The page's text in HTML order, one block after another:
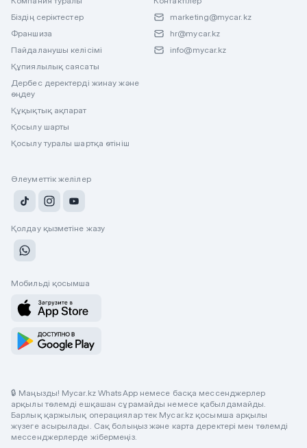
Біздің серіктестер
Франшиза
Пайдаланушы келісімі
Құпиялылық саясаты
Дербес деректерді жинау және
өңдеу
Құқықтық ақпарат
Қосылу шарты
Қосылу туралы шартқа өтініш
marketing@mycar.kz
hr@mycar.kz
info@mycar.kz
Әлеуметтік желілер
Қолдау қызметіне жазу
Мобильді қосымша
🔒 Маңызды! Mycar.kz WhatsApp немесе басқа мессенджерлер
арқылы төлемді ешқашан сұрамайды немесе қабылдамайды.
Барлық қаржылық операциялар тек Mycar.kz қосымша арқылы
жүзеге асырылады. Сақ болыңыз және карта деректері мен төлемді
мессенджерлерде жібермеңіз.